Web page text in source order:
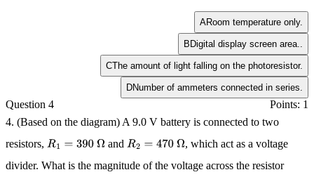
ARoom temperature only.
BDigital display screen area..
CThe amount of light falling on the photoresistor.
DNumber of ammeters connected in series.
Question 4
Points: 1
4. (Based on the diagram) A9.0 Vbattery is connected to two
resistors,R1 =390 Ω andR2 =470 Ω
, which act as a voltage
divider. What is the magnitude of the voltage across the resistor